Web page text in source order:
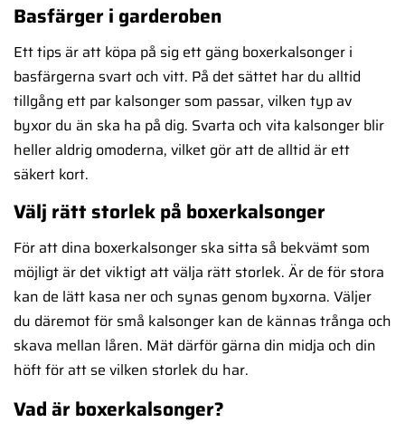
Basfärger i garderoben
Ett tips är att köpa på sig ett gäng boxerkalsonger i
basfärgerna svart och vitt. På det sättet har du alltid
tillgång ett par kalsonger som passar, vilken typ av
byxor du än ska ha på dig. Svarta och vita kalsonger blir
heller aldrig omoderna, vilket gör att de alltid är ett
säkert kort.
Välj rätt storlek på boxerkalsonger
För att dina boxerkalsonger ska sitta så bekvämt som
möjligt är det viktigt att välja rätt storlek. Är de för stora
kan de lätt kasa ner och synas genom byxorna. Väljer
du däremot för små kalsonger kan de kännas trånga och
skava mellan låren. Mät därför gärna din midja och din
höft för att se vilken storlek du har.
Vad är boxerkalsonger?